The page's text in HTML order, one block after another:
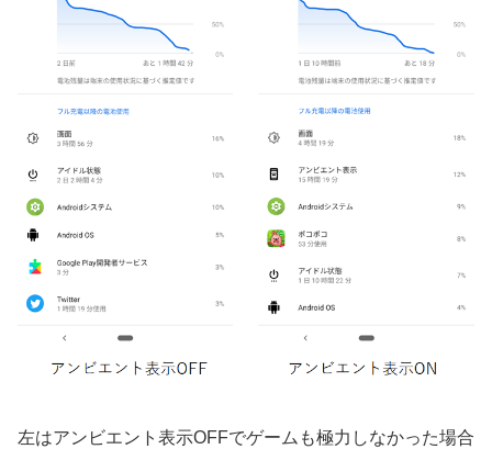
左はアンビエント表示OFFでゲームも極力しなかった場合